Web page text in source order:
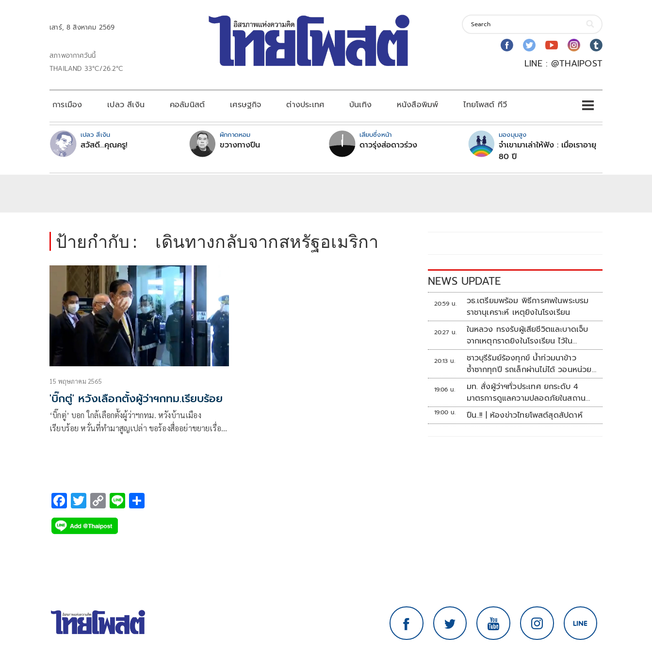
เสาร์, 8 สิงหาคม 2569
สภาพอากาศวันนี้
THAILAND 33°C/26.2°C
LINE : @THAIPOST
การเมือง เปลว สีเงิน คอลัมนิสต์ เศรษฐกิจ ต่างประเทศ บันเทิง หนังสือพิมพ์ ไทยโพสต์ ทีวี
เปลว สีเงิน
สวัสดี...คุณครู!
ผักกาดหอม
ขวางทางปืน
เสียบซึ่งหน้า
ดาวรุ่งส่อดาวร่วง
มองมุมสูง
จำเขามาเล่าให้ฟัง : เมื่อเราอายุ
80 ปี
ป้ายกำกับ : เดินทางกลับจากสหรัฐอเมริกา
15 พฤษภาคม 2565
'บิ๊กตู่' หวังเลือกตั้งผู้ว่าฯกทม.เรียบร้อย
‘บิ๊กตู่’ บอก ใกล้เลือกตั้งผู้ว่าฯกทม. หวังบ้านเมือง
เรียบร้อย หวั่นที่ทำมาสูญเปล่า ขอร้องสื่ออย่าขยายเรื่อง
F
ac
e
T
wi
tt
C
o
p
Li
NEWS UPDATE
20:59 น.
วธ.เตรียมพร้อม พิธีการศพในพระบรม
ราชานุเคราะห์ เหตุยิงในโรงเรียน
20:27 น.
ในหลวง ทรงรับผู้เสียชีวิตและบาดเจ็บ
จากเหตุกราดยิงในโรงเรียน ไว้ใน
พระบรมราชานุเคราะห์
20:13 น.
ชาวบุรีรัมย์ร้องทุกข์ น้ำท่วมนาข้าว
ซ้ำซากทุกปี รถเล็กผ่านไม่ได้ วอนหน่วย
งานเร่งแก้ไข
19:06 น.
มท. สั่งผู้ว่าฯทั่วประเทศ ยกระดับ 4
มาตรการดูแลความปลอดภัยในสถาน
ศึกษา
19:00 น. ปืน..!! | ห้องข่าวไทยโพสต์สุดสัปดาห์